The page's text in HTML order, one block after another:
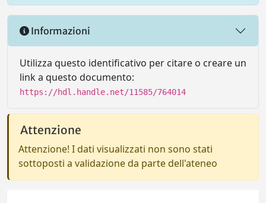
Informazioni
Utilizza questo identificativo per citare o creare un
link a questo documento:
https://hdl.handle.net/11585/764014
Attenzione
Attenzione! I dati visualizzati non sono stati
sottoposti a validazione da parte dell'ateneo